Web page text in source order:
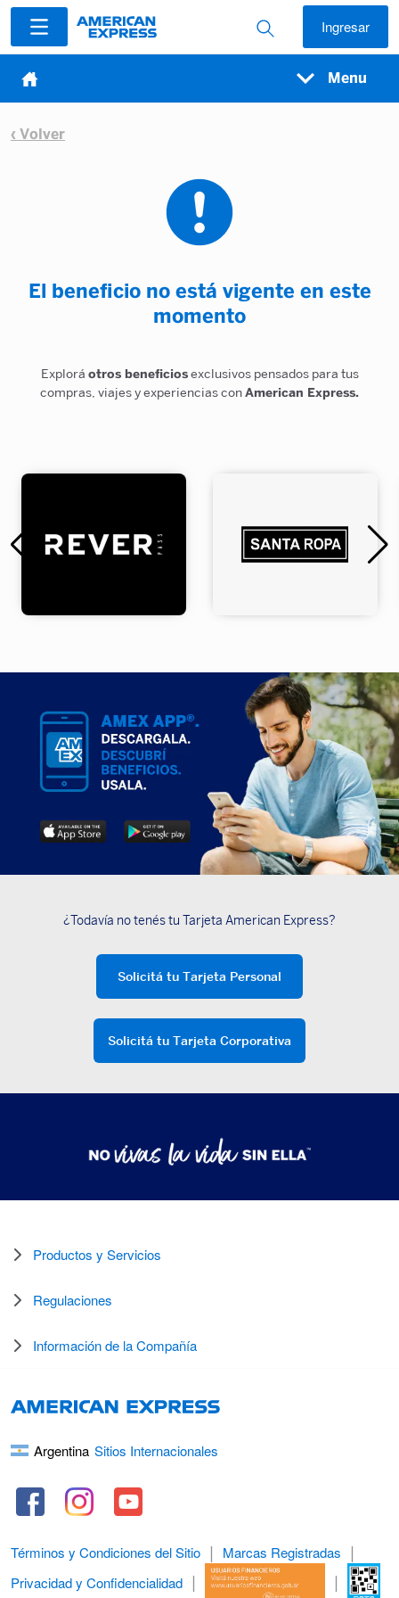
Ingresar
Menu
‹ Volver
El beneficio no está vigente en este
momento
Explorá otros beneficiosexclusivos pensados para tus
compras, viajes y experiencias conAmerican Express.
¿Todavía no tenés tu Tarjeta American Express?
Solicitá tu Tarjeta Personal
Solicitá tu Tarjeta Corporativa
Productos y Servicios
Regulaciones
Información de la Compañía
Argentina Sitios Internacionales
Términos y Condiciones del Sitio
Marcas Registradas
Privacidad y Confidencialidad